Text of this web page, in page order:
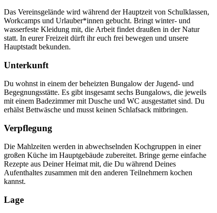
Das Vereinsgelände wird während der Hauptzeit von Schulklassen,
Workcamps und Urlauber*innen gebucht. Bringt winter- und
wasserfeste Kleidung mit, die Arbeit findet draußen in der Natur
statt. In eurer Freizeit dürft ihr euch frei bewegen und unsere
Hauptstadt bekunden.
Unterkunft
Du wohnst in einem der beheizten Bungalow der Jugend- und
Begegnungsstätte. Es gibt insgesamt sechs Bungalows, die jeweils
mit einem Badezimmer mit Dusche und WC ausgestattet sind. Du
erhälst Bettwäsche und musst keinen Schlafsack mitbringen.
Verpflegung
Die Mahlzeiten werden in abwechselnden Kochgruppen in einer
großen Küche im Hauptgebäude zubereitet. Bringe gerne einfache
Rezepte aus Deiner Heimat mit, die Du während Deines
Aufenthaltes zusammen mit den anderen Teilnehmern kochen
kannst.
Lage